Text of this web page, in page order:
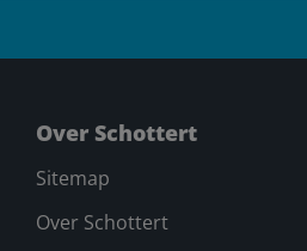
Over Schottert
Sitemap
Over Schottert